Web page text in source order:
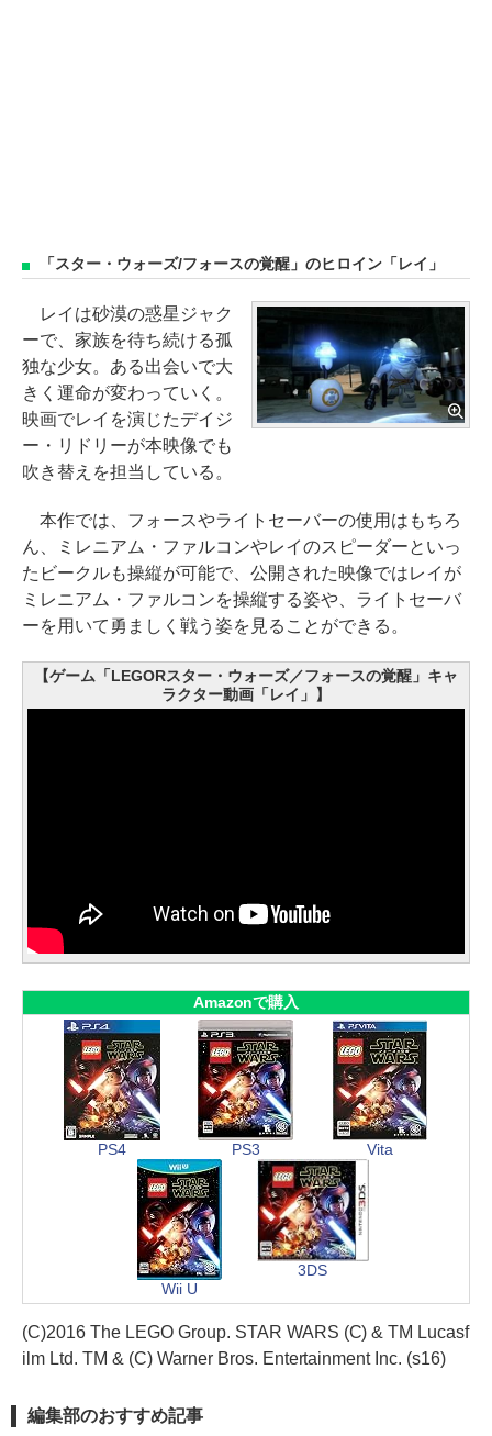
「スター・ウォーズ/フォースの覚醒」のヒロイン「レイ」
レイは砂漠の惑星ジャク
ーで、家族を待ち続ける孤
独な少女。ある出会いで大
きく運命が変わっていく。
映画でレイを演じたデイジ
ー・リドリーが本映像でも
吹き替えを担当している。
本作では、フォースやライトセーバーの使用はもちろ
ん、ミレニアム・ファルコンやレイのスピーダーといっ
たビークルも操縦が可能で、公開された映像ではレイが
ミレニアム・ファルコンを操縦する姿や、ライトセーバ
ーを用いて勇ましく戦う姿を見ることができる。
【ゲーム「LEGORスター・ウォーズ／フォースの覚醒」キャ
ラクター動画「レイ」】
Amazonで購入
PS4 PS3 Vita
Wii U
3DS
(C)2016 The LEGO Group. STAR WARS (C) & TM Lucasf
ilm Ltd. TM & (C) Warner Bros. Entertainment Inc. (s16)
編集部のおすすめ記事